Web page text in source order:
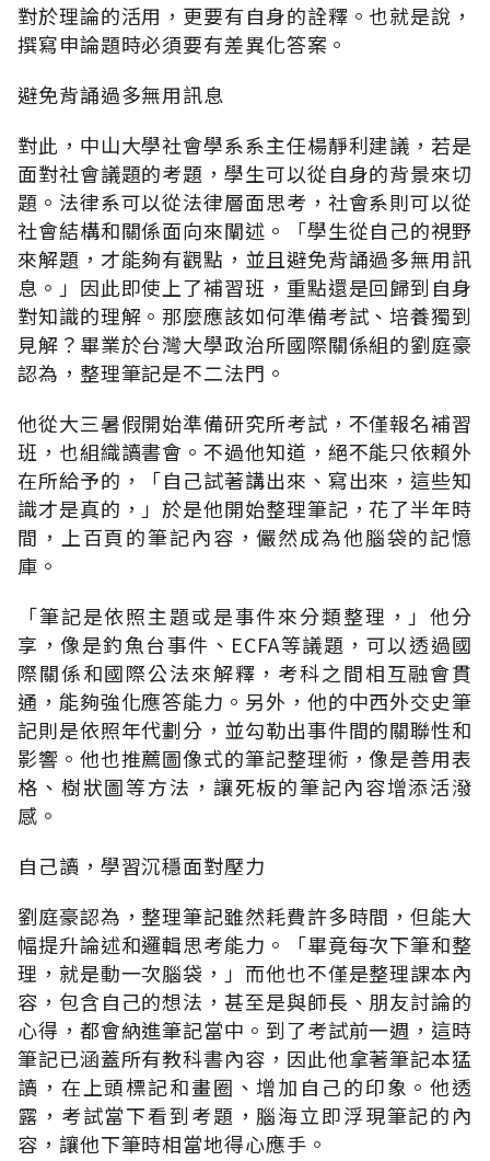
對於理論的活用，更要有自身的詮釋。也就是說，
撰寫申論題時必須要有差異化答案。
避免背誦過多無用訊息
對此，中山大學社會學系系主任楊靜利建議，若是
面對社會議題的考題，學生可以從自身的背景來切
題。法律系可以從法律層面思考，社會系則可以從
社會結構和關係面向來闡述。「學生從自己的視野
來解題，才能夠有觀點，並且避免背誦過多無用訊
息。」因此即使上了補習班，重點還是回歸到自身
對知識的理解。那麼應該如何準備考試、培養獨到
見解？畢業於台灣大學政治所國際關係組的劉庭豪
認為，整理筆記是不二法門。
他從大三暑假開始準備研究所考試，不僅報名補習
班，也組織讀書會。不過他知道，絕不能只依賴外
在所給予的，「自己試著講出來、寫出來，這些知
識才是真的，」於是他開始整理筆記，花了半年時
間，上百頁的筆記內容，儼然成為他腦袋的記憶
庫。
「筆記是依照主題或是事件來分類整理，」他分
享，像是釣魚台事件、ECFA等議題，可以透過國
際關係和國際公法來解釋，考科之間相互融會貫
通，能夠強化應答能力。另外，他的中西外交史筆
記則是依照年代劃分，並勾勒出事件間的關聯性和
影響。他也推薦圖像式的筆記整理術，像是善用表
格、樹狀圖等方法，讓死板的筆記內容增添活潑
感。
自己讀，學習沉穩面對壓力
劉庭豪認為，整理筆記雖然耗費許多時間，但能大
幅提升論述和邏輯思考能力。「畢竟每次下筆和整
理，就是動一次腦袋，」而他也不僅是整理課本內
容，包含自己的想法，甚至是與師長、朋友討論的
心得，都會納進筆記當中。到了考試前一週，這時
筆記已涵蓋所有教科書內容，因此他拿著筆記本猛
讀，在上頭標記和畫圈、增加自己的印象。他透
露，考試當下看到考題，腦海立即浮現筆記的內
容，讓他下筆時相當地得心應手。